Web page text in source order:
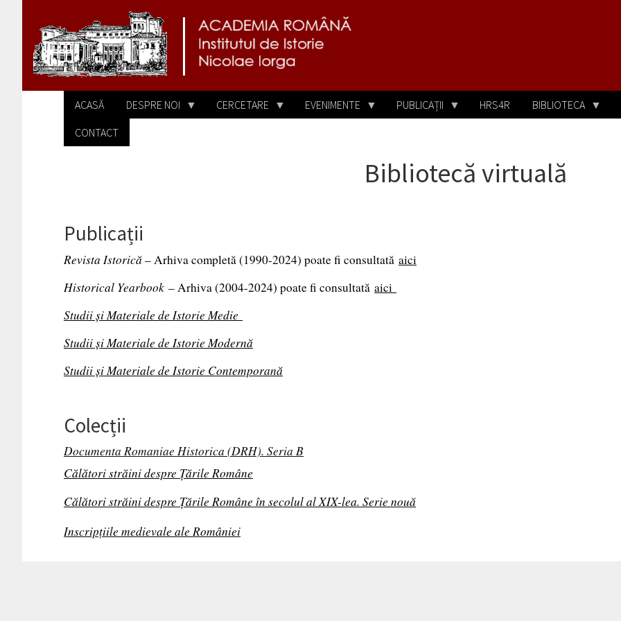
ACASĂ DESPRE NOI CERCETARE EVENIMENTE PUBLICAȚII HRS4R BIBLIOTECA
CONTACT
Bibliotecă virtuală
Publicații
Revista Istorică– Arhiva completă (1990-2024) poate fi consultată aici
Historical Yearbook – Arhiva (2004-2024) poate fi consultată aici
Studii și Materiale de Istorie Medie
Studii și Materiale de Istorie Modernă
Studii și Materiale de Istorie Contemporană
Colecții
Documenta Romaniae Historica (DRH). Seria B
Călători străini despre Țările Române
Călători străini despre Țările Române în secolul al XIX-lea. Serie nouă
Inscripțiile medievale ale României